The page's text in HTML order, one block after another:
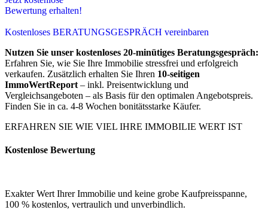
Bewertung erhalten!
Kostenloses BERATUNGSGESPRÄCH vereinbaren
Nutzen Sie unser kostenloses 20-minütiges Beratungsgespräch:
Erfahren Sie, wie Sie Ihre Immobilie stressfrei und erfolgreich
verkaufen. Zusätzlich erhalten Sie Ihren 10-seitigen
ImmoWertReport – inkl. Preisentwicklung und
Vergleichsangeboten – als Basis für den optimalen Angebotspreis.
Finden Sie in ca. 4-8 Wochen bonitätsstarke Käufer.
ERFAHREN SIE WIE VIEL IHRE IMMOBILIE WERT IST
Kostenlose Bewertung
Exakter Wert Ihrer Immobilie und keine grobe Kaufpreisspanne,
100 % kostenlos, vertraulich und unverbindlich.